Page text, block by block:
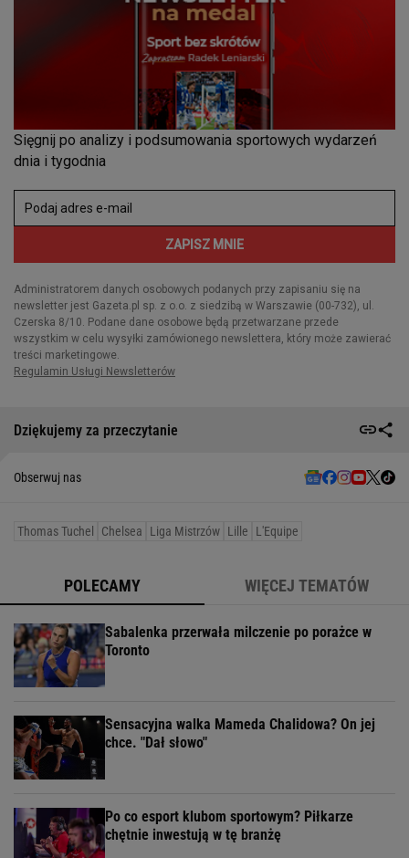
Dziękujemy za przeczytanie
Obserwuj nas
Thomas Tuchel Chelsea Liga Mistrzów Lille L'Equipe
POLECAMY WIĘCEJ TEMATÓW
Sabalenka przerwała milczenie po porażce w
Toronto
Sensacyjna walka Mameda Chalidowa? On jej
chce. "Dał słowo"
Po co esport klubom sportowym? Piłkarze
chętnie inwestują w tę branżę